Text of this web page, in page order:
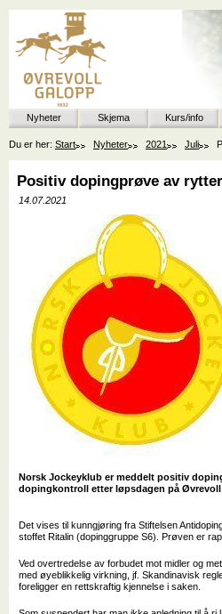
Nyheter Skjema Kurs/info
Du er her: Start Nyheter 2021 Juli
Positiv dopingprøve av
14.07.2021
Norsk Jockeyklub er meddelt positiv
dopingkontroll etter løpsdagen på Øvrevoll
Det vises til kunngjøring fra Stiftelsen
stoffet Ritalin (dopinggruppe S6). Prøven er
Ved overtredelse av forbudet mot midler og
med øyeblikkelig virkning, jf. Skandinavisk
foreligger en rettskraftig kjennelse i saken.